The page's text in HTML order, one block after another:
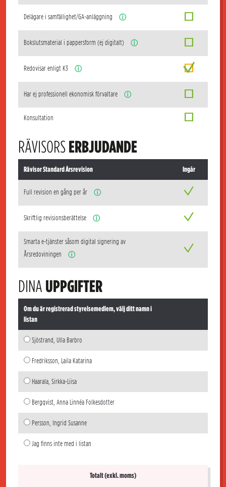
Delägare i samfällighet/GA-anläggning ⓘ
Bokslutsmaterial i pappersform (ej digitalt) ⓘ
Redovisar enligt K3 ⓘ
Har ej professionell ekonomisk förvaltare ⓘ
Konsultation
RÄVISORSERBJUDANDE
Rävisor Standard Årsrevision Ingår
Full revision en gång per år ⓘ
Skriftlig revisionsberättelse ⓘ
Smarta e-tjänster såsom digital signering av
Årsredoviningen
ⓘ
DINA UPPGIFTER
Om du är registrerad styrelsemedlem, välj ditt namn i
listan
Sjöstrand, Ulla Barbro
Fredriksson, Laila Katarina
Haarala, Sirkka-Liisa
Bergqvist, Anna Linnéa Folkesdotter
Persson, Ingrid Susanne
Jag finns inte med i listan
Totalt (exkl. moms)